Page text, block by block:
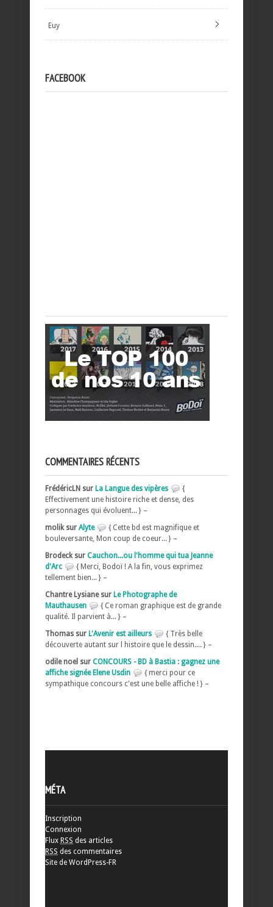
Euy
FACEBOOK
COMMENTAIRES RÉCENTS
FrédéricLN sur La Langue des vipères
{
Effectivement une histoire riche et dense, des
personnages qui évoluent... } –
molik sur Alyte
{ Cette bd est magnifique et
bouleversante, Mon coup de coeur... } –
Brodeck sur Cauchon...ou l'homme qui tua Jeanne
d'Arc
{ Merci, Bodoï ! A la fin, vous exprimez
tellement bien... } –
Chantre Lysiane sur Le Photographe de
Mauthausen
{ Ce roman graphique est de grande
qualité. Il parvient à... } –
Thomas sur L'Avenir est ailleurs
{ Très belle
découverte autant sur l histoire que le dessin.... } –
odile noel sur CONCOURS - BD à Bastia : gagnez une
affiche signée Elene Usdin
{ merci pour ce
sympathique concours c'est une belle affiche ! } –
MÉTA
Inscription
Connexion
Flux RSS des articles
RSS des commentaires
Site de WordPress-FR